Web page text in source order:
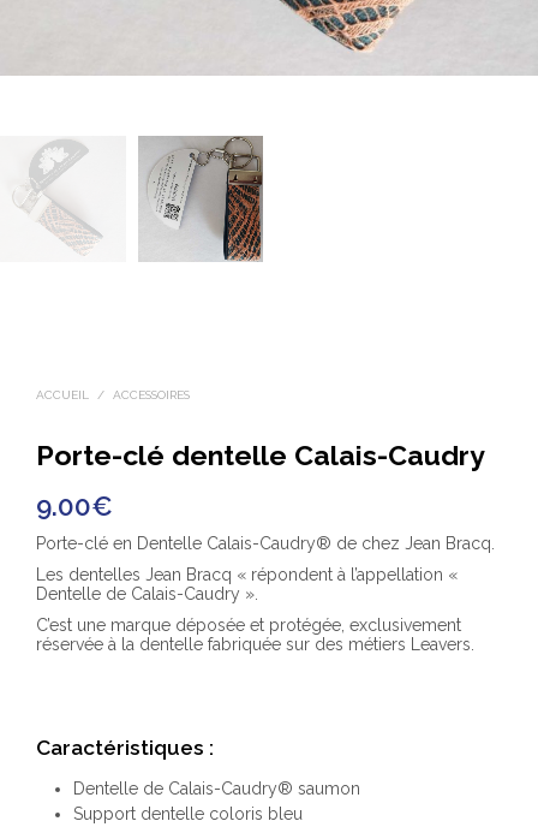
ACCUEIL / ACCESSOIRES
Porte-clé dentelle Calais-Caudry
9.00€
Porte-clé en Dentelle Calais-Caudry® de chez Jean Bracq.
Les dentelles Jean Bracq « répondent à l’appellation «
Dentelle de Calais-Caudry ».
C’est une marque déposée et protégée, exclusivement
réservée à la dentelle fabriquée sur des métiers Leavers.
Caractéristiques :
Dentelle de Calais-Caudry® saumon
Support dentelle coloris bleu